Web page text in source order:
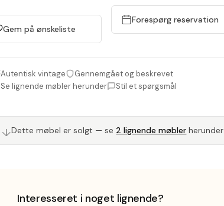
Gem på ønskeliste
Forespørg reservation
Autentisk vintage
Gennemgået og beskrevet
Se lignende møbler herunder
Stil et spørgsmål
↓Dette møbel er solgt — se 2 lignende møbler herunder
Interesseret i noget lignende?